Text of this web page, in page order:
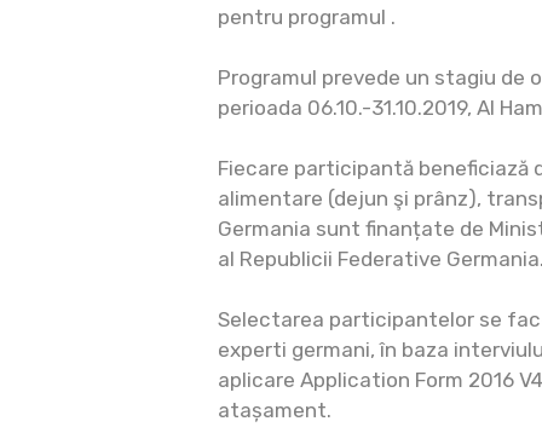
pentru programul .
Programul prevede un stagiu de
perioada 06.10.-31.10.2019, AI
Fiecare participantă beneficiază
alimentare (dejun şi prânz),
Germania sunt finanțate de
al Republicii Federative
Selectarea participantelor se
experti germani, în baza
aplicare Application Form 2016
atașament.